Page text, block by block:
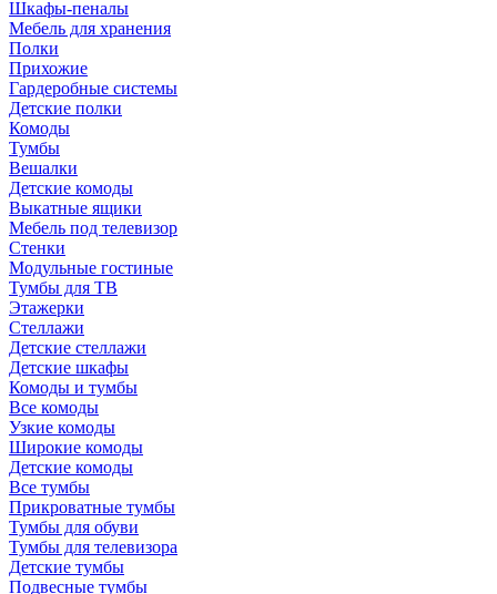
Шкафы-пеналы
Мебель для хранения
Полки
Прихожие
Гардеробные системы
Детские полки
Комоды
Тумбы
Вешалки
Детские комоды
Выкатные ящики
Мебель под телевизор
Стенки
Модульные гостиные
Тумбы для ТВ
Этажерки
Стеллажи
Детские стеллажи
Детские шкафы
Комоды и тумбы
Все комоды
Узкие комоды
Широкие комоды
Детские комоды
Все тумбы
Прикроватные тумбы
Тумбы для обуви
Тумбы для телевизора
Детские тумбы
Подвесные тумбы